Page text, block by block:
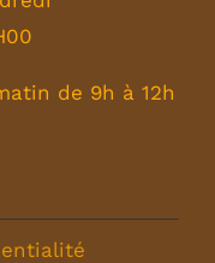
de 9h à 12h